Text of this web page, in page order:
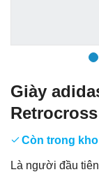
Giày
Còn trong kho
Là người đầu